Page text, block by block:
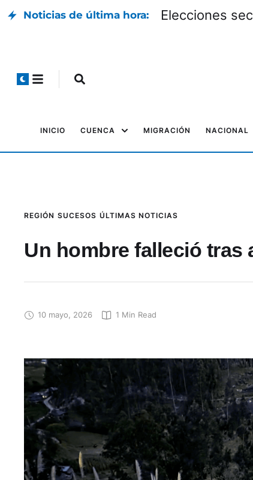
Noticias de última hora: Elecciones
INICIO CUENCA MIGRACIÓN NACIONAL
REGIÓN SUCESOS ÚLTIMAS NOTICIAS
Un hombre falleció tras
10 mayo, 2026 1 Min Read